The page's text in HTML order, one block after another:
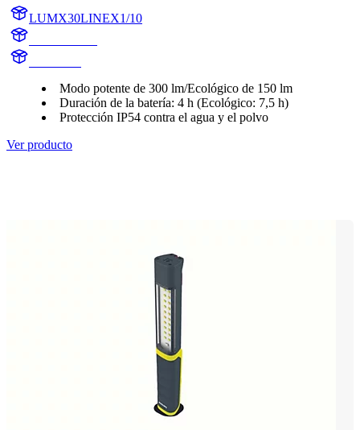
LUMX30LINEX1/10
Modo potente de 300 lm/Ecológico de 150 lm
Duración de la batería: 4 h (Ecológico: 7,5 h)
Protección IP54 contra el agua y el polvo
Ver producto